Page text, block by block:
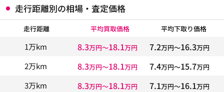
走行距離別の相場・査定価格
走行距離 平均買取価格 平均下取り価格
1万km 8.3万円〜18.1万円 7.2万円〜16.3万円
2万km 8.3万円〜18.1万円 7.4万円〜15.7万円
3万km 8.3万円〜18.1万円 7.1万円〜16.1万円